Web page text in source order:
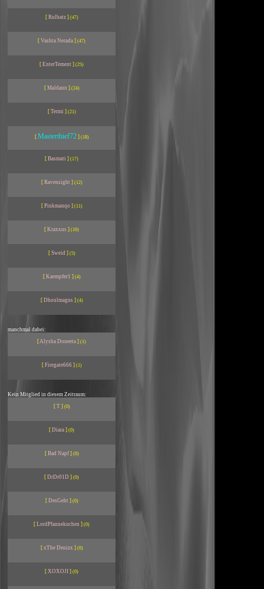
[ Rulbatz] (47)
[ Vashta Nerada ] (47)
[ EnterTement ] (25)
[ Maldann ] (24)
[ Termi ] (21)
[ Masterthief72] (18)
[ Basmati ] (17)
[ Ravensight ] (12)
[ Pinkmanqo ] (11)
[ Kraxxus ] (10)
[ Sweid ] (5)
[ Kaempfer1 ] (4)
[ Dhoulmagus ] (4)
manchmal dabei:
[Alysha Doneeta ] (1)
[ Firegate666] (1)
Kein Mitglied in diesem Zeitraum:
[ T] (0)
[ Diara ] (0)
[ Bad Napf] (0)
[ DrDr01D ] (0)
[ DesGeht ] (0)
[ LordPfannekuchen ] (0)
[ xThe Denizx ] (0)
[ XOXOJI ] (0)